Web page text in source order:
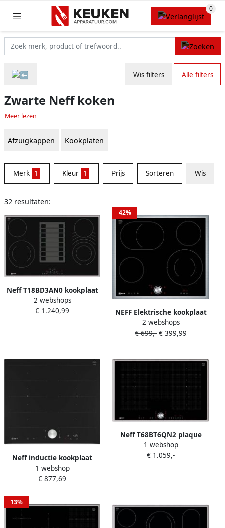
Wis filters Alle filters
Zwarte Neff koken
Meer lezen
Afzuigkappen Kookplaten
Merk 1 Kleur 1 Prijs Sorteren Wis
32 resultaten:
Neff T18BD3AN0 kookplaat
Zwart Roestvrijstaal
Ingebouwd 80 cm
2 webshops
€ 1.240,99
42%
NEFF Elektrische kookplaat
van SCHOTT CERAN
T16BT76N0 met intuïtieve
2 webshops
€ 699,- € 399,99
Neff inductie kookplaat
60cm 4 branders 7400w
zwart T66FTX4L0
1 webshop
€ 877,69
Neff T68BT6QN2 plaque
Noir Intégré (placement) 80
cm Plaque avec zone à
1 webshop
€ 1.059,-
13%